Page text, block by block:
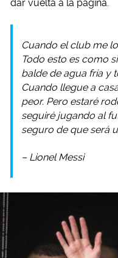
dar vuelta a la página.
Cuando el club me
Todo esto es como
balde de agua fría y
Cuando llegue a
peor. Pero estaré
seguiré jugando al
seguro de que será
– Lionel Messi